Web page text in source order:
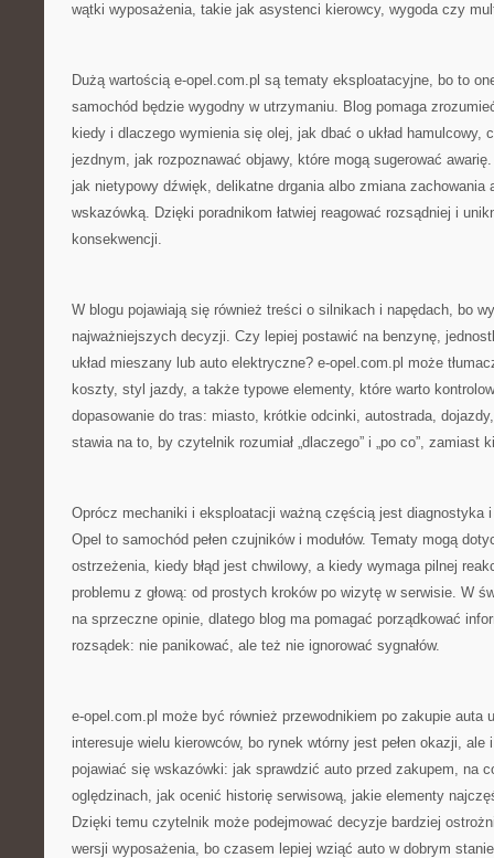
wątki wyposażenia, takie jak asystenci kierowcy, wygoda czy
Dużą wartością e-opel.com.pl są tematy eksploatacyjne, bo to
samochód będzie wygodny w utrzymaniu. Blog pomaga
kiedy i dlaczego wymienia się olej, jak dbać o układ hamulcowy,
jezdnym, jak rozpoznawać objawy, które mogą sugerować
jak nietypowy dźwięk, delikatne drgania albo zmiana zachowania
wskazówką. Dzięki poradnikom łatwiej reagować rozsądniej i
konsekwencji.
W blogu pojawiają się również treści o silnikach i napędach, bo
najważniejszych decyzji. Czy lepiej postawić na benzynę,
układ mieszany lub auto elektryczne? e-opel.com.pl może
koszty, styl jazdy, a także typowe elementy, które warto
dopasowanie do tras: miasto, krótkie odcinki, autostrada,
stawia na to, by czytelnik rozumiał „dlaczego” i „po co”, zamiast
Oprócz mechaniki i eksploatacji ważną częścią jest diagnostyka
Opel to samochód pełen czujników i modułów. Tematy mogą
ostrzeżenia, kiedy błąd jest chwilowy, a kiedy wymaga pilnej
problemu z głową: od prostych kroków po wizytę w serwisie. W
na sprzeczne opinie, dlatego blog ma pomagać porządkować
rozsądek: nie panikować, ale też nie ignorować sygnałów.
e-opel.com.pl może być również przewodnikiem po zakupie auta
interesuje wielu kierowców, bo rynek wtórny jest pełen okazji, ale
pojawiać się wskazówki: jak sprawdzić auto przed zakupem, na
oględzinach, jak ocenić historię serwisową, jakie elementy
Dzięki temu czytelnik może podejmować decyzje bardziej
wersji wyposażenia, bo czasem lepiej wziąć auto w dobrym